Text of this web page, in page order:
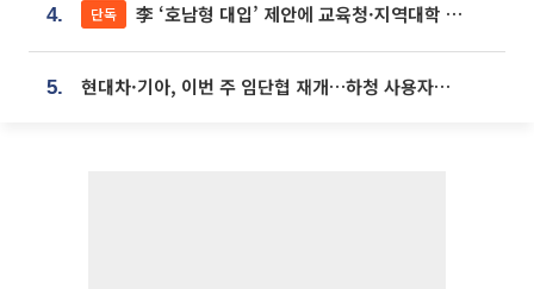
4. 단독 李 ‘호남형 대입’ 제안에 교육청·지역대학 서·논술형 입시 연계 '착수'
5. 현대차·기아, 이번 주 임단협 재개…하청 사용자성 재심도 ‘변수’